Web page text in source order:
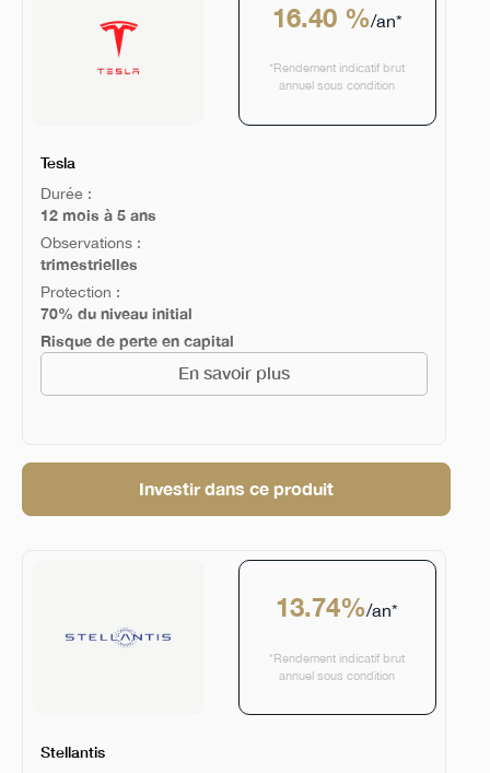
16.40 %/an*
*Rendement indicatif brut
annuel sous condition
Tesla
Durée :
12 mois à 5 ans
Observations :
trimestrielles
Protection :
70% du niveau initial
Risque de perte en capital
En savoir plus
Investir dans ce produit
13.74%/an*
*Rendement indicatif brut
annuel sous condition
Stellantis